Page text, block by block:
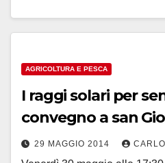
AGRICOLTURA E PESCA
I raggi solari per
convegno a san
29 MAGGIO 2014